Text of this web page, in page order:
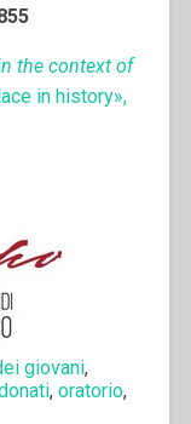
the context of
in history»,
giovani,
, oratorio,